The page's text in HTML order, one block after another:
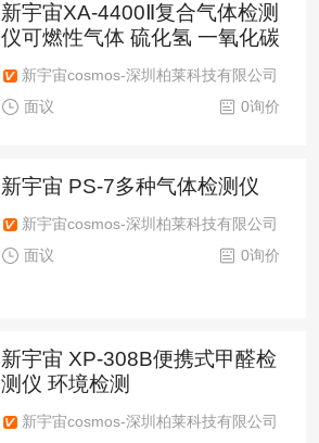
新宇宙XA-4400Ⅱ复合气体检测
仪可燃性气体 硫化氢 一氧化碳
新宇宙cosmos-深圳柏莱科技有限公司
0询价
面议
新宇宙 PS-7多种气体检测仪
新宇宙cosmos-深圳柏莱科技有限公司
0询价
面议
新宇宙 XP-308B便携式甲醛检
测仪 环境检测
新宇宙cosmos-深圳柏莱科技有限公司